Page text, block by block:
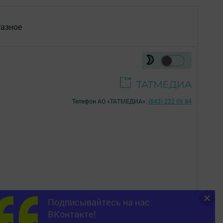
Подписывайтесь на нас
ВКонтакте!
Телефон АО «ТАТМЕДИА»: (843) 222 09 84